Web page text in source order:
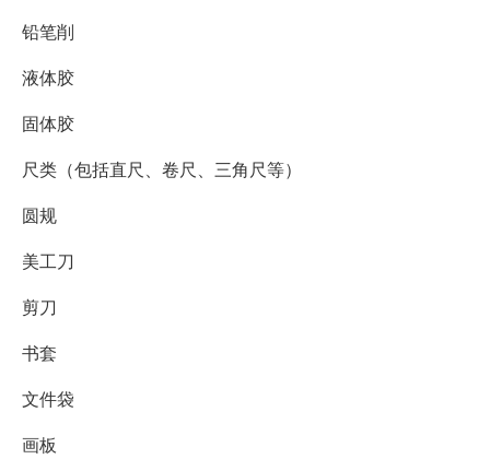
铅笔削
液体胶
固体胶
尺类（包括直尺、卷尺、三角尺等）
圆规
美工刀
剪刀
书套
文件袋
画板